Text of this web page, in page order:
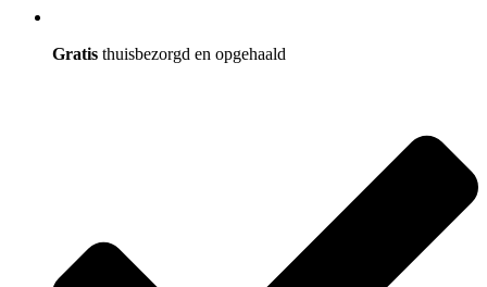
Gratis thuisbezorgd en opgehaald